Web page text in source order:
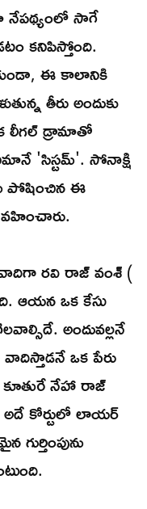
నేపథ్యంలో సాగే
కనిపిస్తోంది.
ఈ కాలానికి
తీరు అందుకు
లీగల్ డ్రామాతో
'సిస్టమ్'. సోనాక్షి
పోషించిన ఈ
రవి రాజ్ వంశ్ (
ఆయన ఒక కేసు
అందువల్లనే
ఒక పేరు
కూతురే నేహా రాజ్
కోర్టులో లాయర్
గుర్తింపును